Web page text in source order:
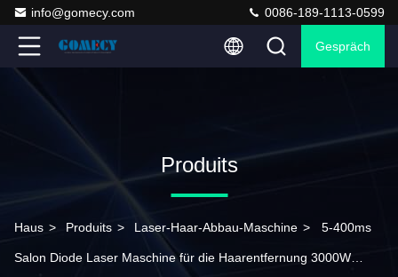
info@gomecy.com 0086-189-1113-0599
Gespräch
Produits
Haus > Produits > Laser-Haar-Abbau-Maschine > 5-400ms
Salon Diode Laser Maschine für die Haarentfernung 3000W